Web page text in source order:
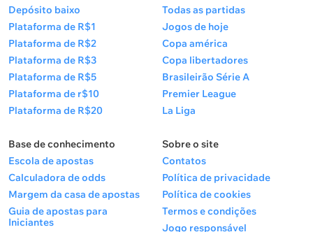
Depósito baixo
Plataforma de R$1
Plataforma de R$2
Plataforma de R$3
Plataforma de R$5
Plataforma de r$10
Plataforma de R$20
Todas as partidas
Jogos de hoje
Copa américa
Copa libertadores
Brasileirão Série A
Premier League
La Liga
Base de conhecimento
Escola de apostas
Calculadora de odds
Margem da casa de apostas
Guia de apostas para
Iniciantes
Sobre o site
Contatos
Política de privacidade
Política de cookies
Termos e condições
Jogo responsável